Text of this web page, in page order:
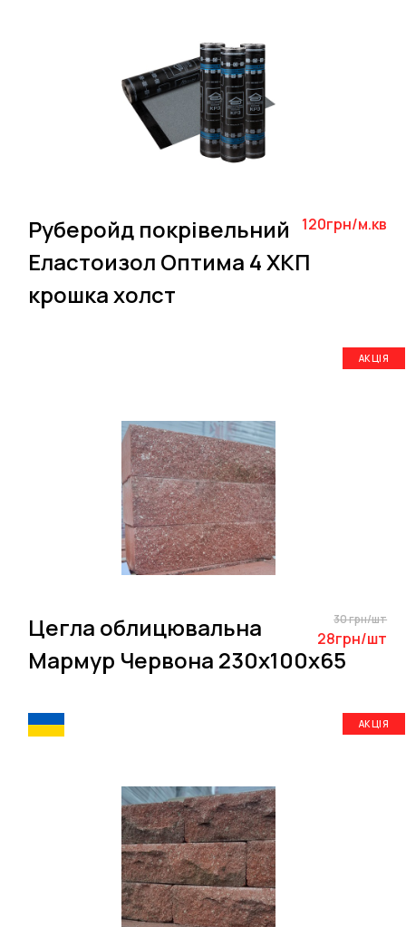
Руберойд покрівельний
Еластоизол Оптима 4 ХКП
крошка холст
120грн/м.кв
АКЦІЯ
Цегла облицювальна
Мармур Червона 230х100х65
30 грн/шт
28грн/шт
АКЦІЯ